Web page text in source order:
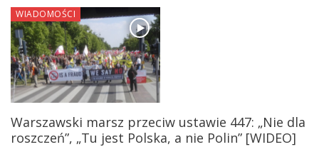
WIADOMOŚCI
Warszawski marsz przeciw ustawie 447: „Nie dla
roszczeń”, „Tu jest Polska, a nie Polin” [WIDEO]